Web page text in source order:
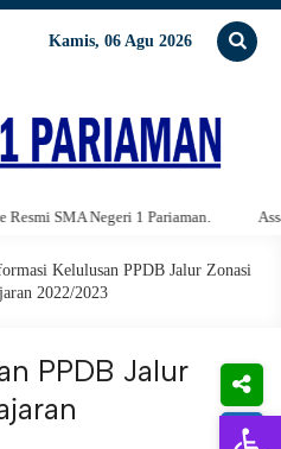
Kamis, 06 Agu 2026
SMA Negeri 1 Pariaman.
Kelulusan PPDB Jalur Zonasi
2022/2023
PPDB Jalur